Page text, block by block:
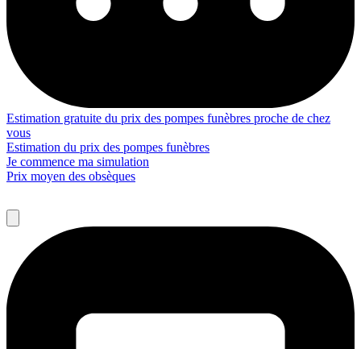
Estimation gratuite du prix des pompes funèbres proche de chez
vous
Estimation du prix des pompes funèbres
Je commence ma simulation
Prix moyen des obsèques